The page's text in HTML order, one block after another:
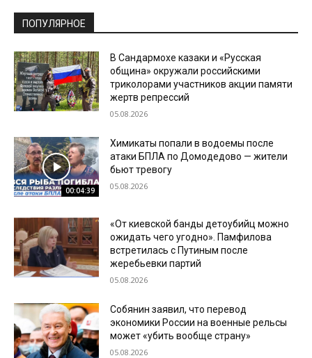
ПОПУЛЯРНОЕ
В Сандармохе казаки и «Русская
община» окружали российскими
триколорами участников акции памяти
жертв репрессий
05.08.2026
00:04:39
Химикаты попали в водоемы после
атаки БПЛА по Домодедово — жители
бьют тревогу
05.08.2026
«От киевской банды детоубийц можно
ожидать чего угодно». Памфилова
встретилась с Путиным после
жеребьевки партий
05.08.2026
Собянин заявил, что перевод
экономики России на военные рельсы
может «убить вообще страну»
05.08.2026